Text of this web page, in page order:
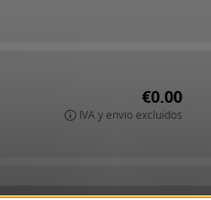
€0.00
IVA y envío excluidos